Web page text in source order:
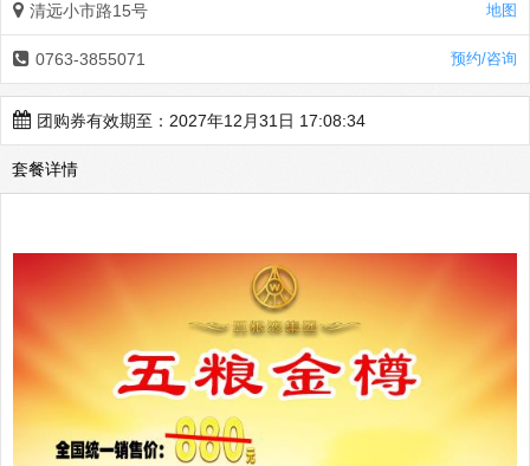
地图
清远小市路15号
预约/咨询
0763-3855071
团购券有效期至：2027年12月31日 17:08:34
套餐详情